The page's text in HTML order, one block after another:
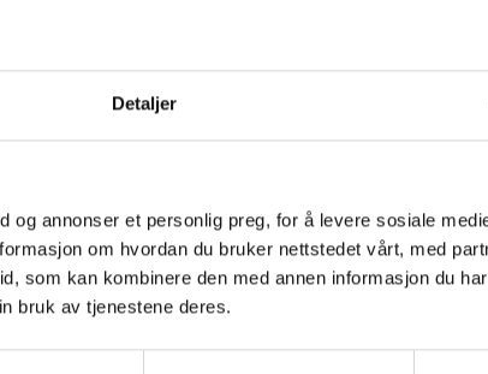
Detaljer
og annonser et personlig preg, for å levere sosiale
om hvordan du bruker nettstedet vårt, med
som kan kombinere den med annen informasjon du
bruk av tjenestene deres.
in wool fibre production and tracks the certified